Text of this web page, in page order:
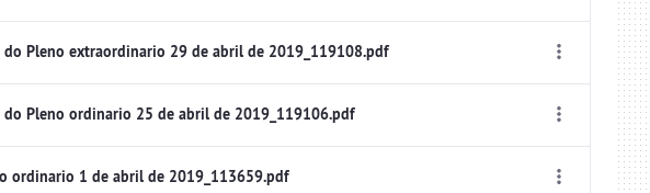
do Pleno extraordinario 29 de abril de 2019_119108.pdf
do Pleno ordinario 25 de abril de 2019_119106.pdf
ordinario 1 de abril de 2019_113659.pdf